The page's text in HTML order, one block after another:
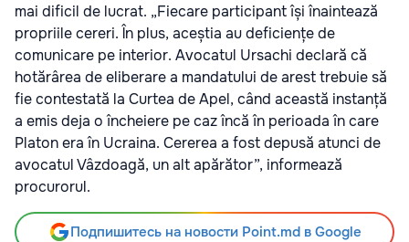
mai dificil de lucrat. „Fiecare participant își înaintează
propriile cereri. În plus, aceștia au deficiențe de
comunicare pe interior. Avocatul Ursachi declară că
hotărârea de eliberare a mandatului de arest trebuie să
fie contestată la Curtea de Apel, când această instanță
a emis deja o încheiere pe caz încă în perioada în care
Platon era în Ucraina. Cererea a fost depusă atunci de
avocatul Vâzdoagă, un alt apărător”, informează
procurorul.
Подпишитесь на новости Point.md в Google